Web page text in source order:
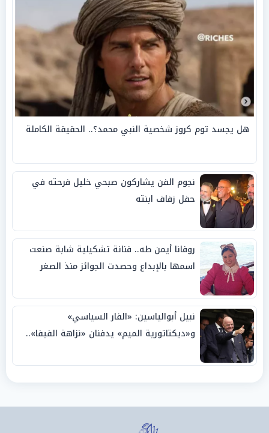
هل يجسد توم كروز شخصية النبي محمد؟.. الحقيقة الكاملة
نجوم الفن يشاركون صبحي خليل فرحته في
حفل زفاف ابنته
روفانا أيمن طه.. فنانة تشكيلية شابة صنعت
اسمها بالإبداع وحصدت الجوائز منذ الصغر
نبيل أبوالياسين: «الفار السياسي»
و«ديكتاتورية الميم» يدفنان «نزاهة الفيفا»..